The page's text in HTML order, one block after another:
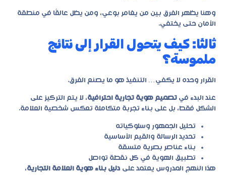
وهنا يظهر الفرق بين من يغامر بوعي، ومن يظل عالقًا في منطقة
الأمان حتى يختفي.
ثالثًا: كيف يتحول القرار إلى نتائج
ملموسة؟
القرار وحده لا يكفي… التنفيذ هو ما يصنع الفرق.
عند البدء في تصميم هوية تجارية احترافية، لا يتم التركيز على
الشكل فقط، بل على بناء تجربة متكاملة تعكس شخصية العلامة.
تحليل الجمهور وسلوكياته
تحديد الرسالة والقيم الأساسية
بناء عناصر بصرية متسقة
تطبيق الهوية في كل نقطة تواصل
هذا النهج المدروس يعتمد على دليل بناء هوية العلامة التجارية،